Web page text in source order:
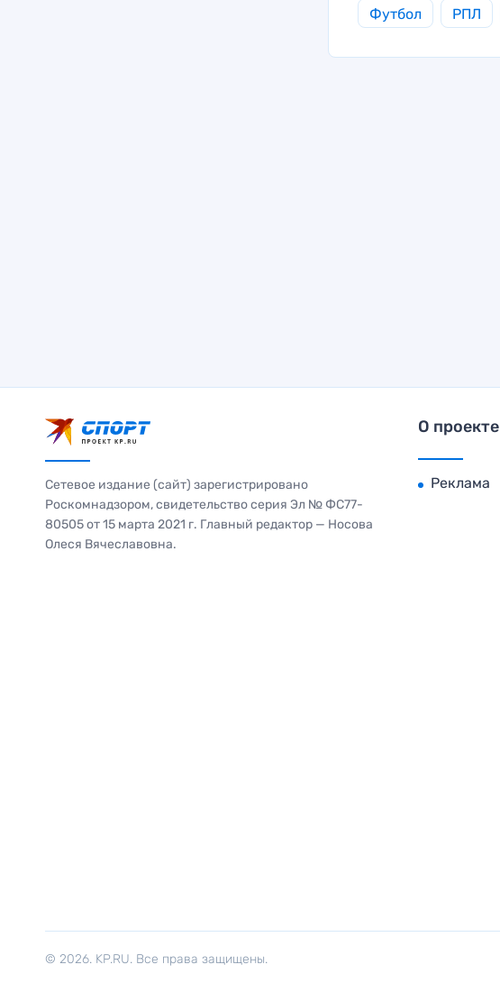
Футбол РПЛ
Сетевое издание (сайт) зарегистрировано
Роскомнадзором, свидетельство серия Эл № ФС77-
80505 от 15 марта 2021 г. Главный редактор — Носова
Олеся Вячеславовна.
О проекте
Реклама
© 2026. KP.RU. Все права защищены.